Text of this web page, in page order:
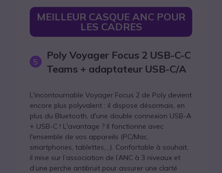
MEILLEUR CASQUE ANC POUR
LES CADRES
5
Poly Voyager Focus 2 USB-C-C
Teams + adaptateur USB-C/A
L'incontournable Voyager Focus 2 de Poly devient
encore plus polyvalent : il dispose désormais, en
plus du Bluetooth, d'une double connexion USB-A
+ USB-C ! L'avantage ? Il fonctionne avec
l'ensemble de vos appareils (PC/Mac,
smartphones, tablettes,...). Confortable à souhait,
il mise sur l’association de l’ANC à 3 niveaux et
d’une perche antibruit pour assurer une clarté